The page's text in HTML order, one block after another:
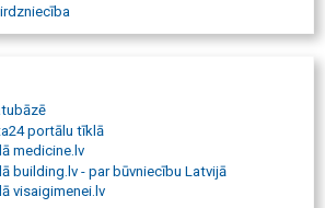
palagi
matrača piegāde, porolona matrači, matrači
matrači ar kokosu, kokosa matracis,
izgatavošana, matraču tirdzniecība,
matracis, matracis gultai, divguļamās
dīvāni, gultas, dīvāngultas, matrači
matrači 160x200, matrači 80x200,
90x200, matracis 90x200, matracis
bērnu gultas ar matračiem, matrači
sleeppoint, sleeppointlv, sleeppoint
portālu tīklā
medicine.lv
building.lv - par būvniecību Latvijā
visaigimenei.lv